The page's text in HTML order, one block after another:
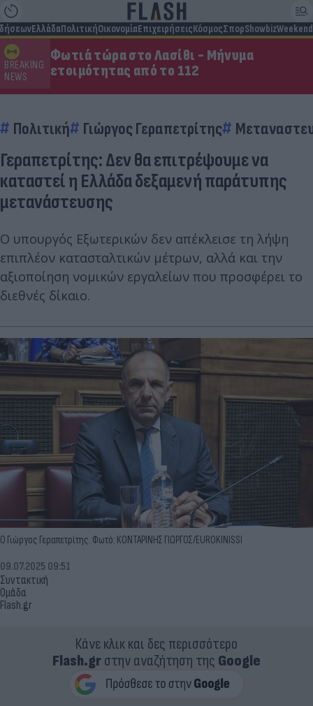
ΕλλάδαΠολιτικήΟικονομίαΕπιχειρήσειςΚόσμοςΣπορShowbizWeekend
BREAKING
NEWS
Φωτιά τώρα στο Λασίθι - Μήνυμα
ετοιμότητας από το 112
Πολιτική Γιώργος Γεραπετρίτης
Γεραπετρίτης: Δεν θα επιτρέψουμε να
καταστεί η Ελλάδα δεξαμενή παράτυπης
μετανάστευσης
Ο υπουργός Εξωτερικών δεν απέκλεισε τη λήψη
επιπλέον κατασταλτικών μέτρων, αλλά και την
αξιοποίηση νομικών εργαλείων που προσφέρει το
διεθνές δίκαιο.
Ο Γιώργος Γεραπετρίτης. Φωτό: ΚΟΝΤΑΡΙΝΗΣ ΓΙΩΡΓΟΣ/EUROKINISSI
Συντακτική
Ομάδα
Flash.gr
09.07.2025 09:51
Κάνε κλικ και δες περισσότερο
Flash.grστην αναζήτηση της Google